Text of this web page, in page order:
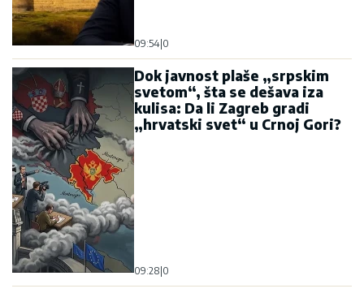
09:54 0
Dok javnost plaše „srpskim
svetom“, šta se dešava iza
kulisa: Da li Zagreb gradi
„hrvatski svet“ u Crnoj Gori?
09:28 0